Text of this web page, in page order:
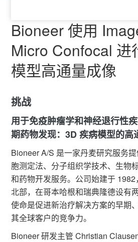
Bioneer 使用
Micro Confocal 进
模型高通量成像
挑战
用于免疫肿瘤学和神经退行性
期药物发现：3D 疾病模型的高
Bioneer A/S 是一家丹麦研究服务
胞测定法、分子组织学技术、生物
和药物开发服务。公司始建于
北部，在哥本哈根和瑞典隆德设有
使命是促进新治疗解决方案的早期
其全球客户的竞争力。
Bioneer 研发主管 Christian